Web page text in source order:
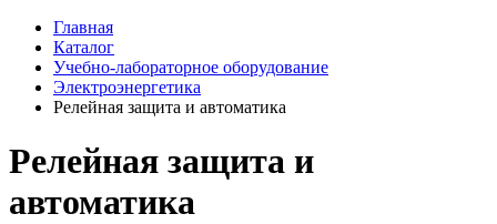
Главная
Каталог
Учебно-лабораторное оборудование
Электроэнергетика
Релейная защита и автоматика
Релейная защита и
автоматика